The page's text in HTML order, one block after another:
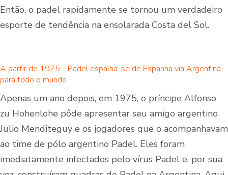
Então, o padel rapidamente se tornou um verdadeiro
esporte de tendência na ensolarada Costa del Sol.
A partir de 1975 - Padel espalha-se de Espanha via Argentina
para todo o mundo
Apenas um ano depois, em 1975, o príncipe Alfonso
zu Hohenlohe pôde apresentar seu amigo argentino
Julio Menditeguy e os jogadores que o acompanhavam
ao time de pólo argentino Padel. Eles foram
imediatamente infectados pelo vírus Padel e, por sua